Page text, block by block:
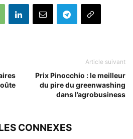
Article suivant
Prix Pinocchio : le meilleur
du pire du greenwashing
dans l’agrobusiness
CONNEXES